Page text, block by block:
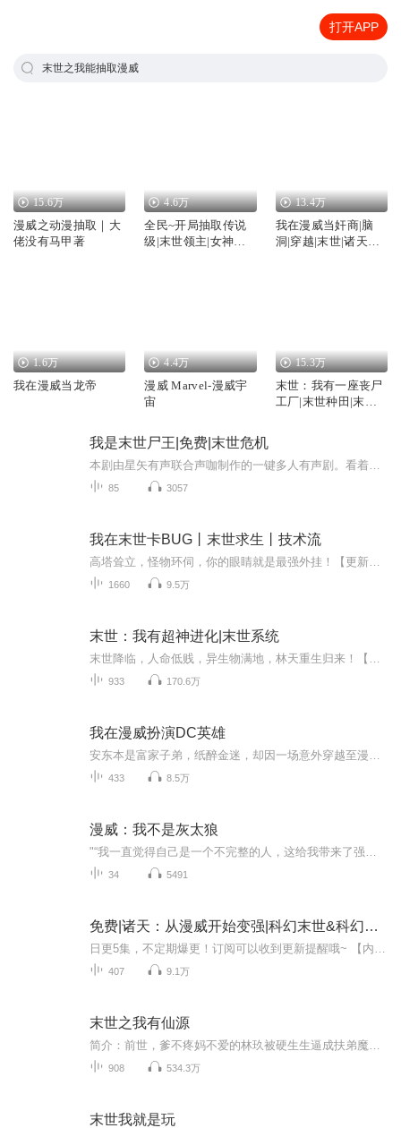
打开APP
末世之我能抽取漫威
15.6万
漫威之动漫抽取｜大
佬没有马甲著
4.6万
全民~开局抽取传说
级|末世领主|女神双
13.4万
我在漫威当奸商|脑
洞|穿越|末世|诸天万
1.6万
我在漫威当龙帝
4.4万
漫威 Marvel-漫威宇
宙
15.3万
末世：我有一座丧尸
工厂|末世种田|末世
我是末世尸王|免费|末世危机
85 3057
我在末世卡BUG丨末世求生丨技术流
1660 9.5万
末世：我有超神进化|末世系统
933 170.6万
我在漫威扮演DC英雄
433 8.5万
漫威：我不是灰太狼
34 5491
免费|诸天：从漫威开始变强|科幻末世&科幻&长篇
407 9.1万
末世之我有仙源
908 534.3万
末世我就是玩